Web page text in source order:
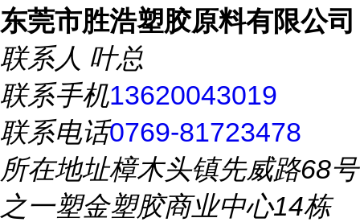
东莞市胜浩塑胶原料有限公司
联系人 叶总
联系手机13620043019
联系电话0769-81723478
所在地址樟木头镇先威路68号
之一塑金塑胶商业中心14栋